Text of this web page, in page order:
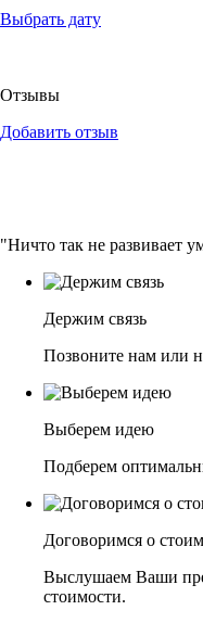
Выбрать дату
Отзывы
Добавить отзыв
"Ничто так не развивает
Держим связь
Позвоните нам или
Выберем идею
Подберем
Договоримся о
Выслушаем Ваши
стоимости.